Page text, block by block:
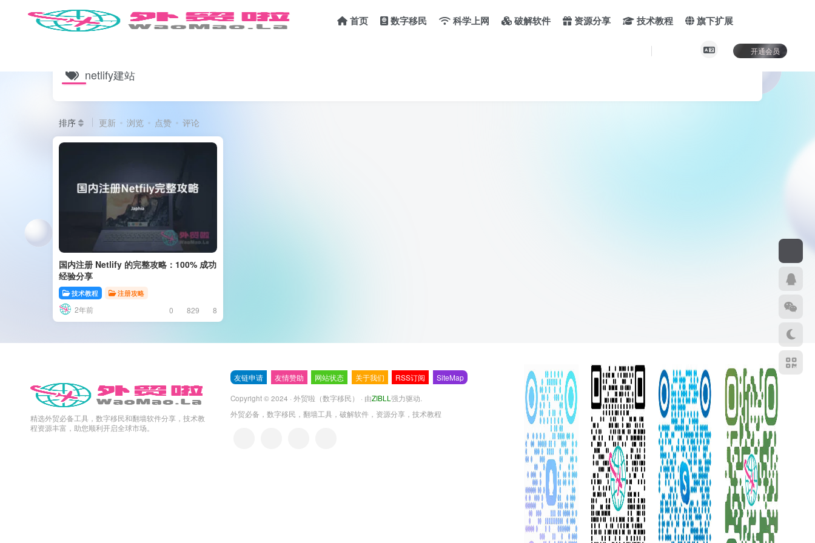
首页 数字移民 科学上网 破解软件 资源分享 技术教程 旗下扩展
开通会员
netlify建站
排序 更新 浏览 点赞 评论
国内注册 Netlify 的完整攻略：100% 成功
经验分享
技术教程 注册攻略
2年前 0 829 8
精选外贸必备工具，数字移民和翻墙软件分享，技术教
程资源丰富，助您顺利开启全球市场。
友链申请 友情赞助 网站状态 关于我们 RSS订阅 SiteMap
Copyright © 2024 · 外贸啦（数字移民） · 由ZIBLL 强力驱动.
外贸必备，数字移民，翻墙工具，破解软件，资源分享，技术教程